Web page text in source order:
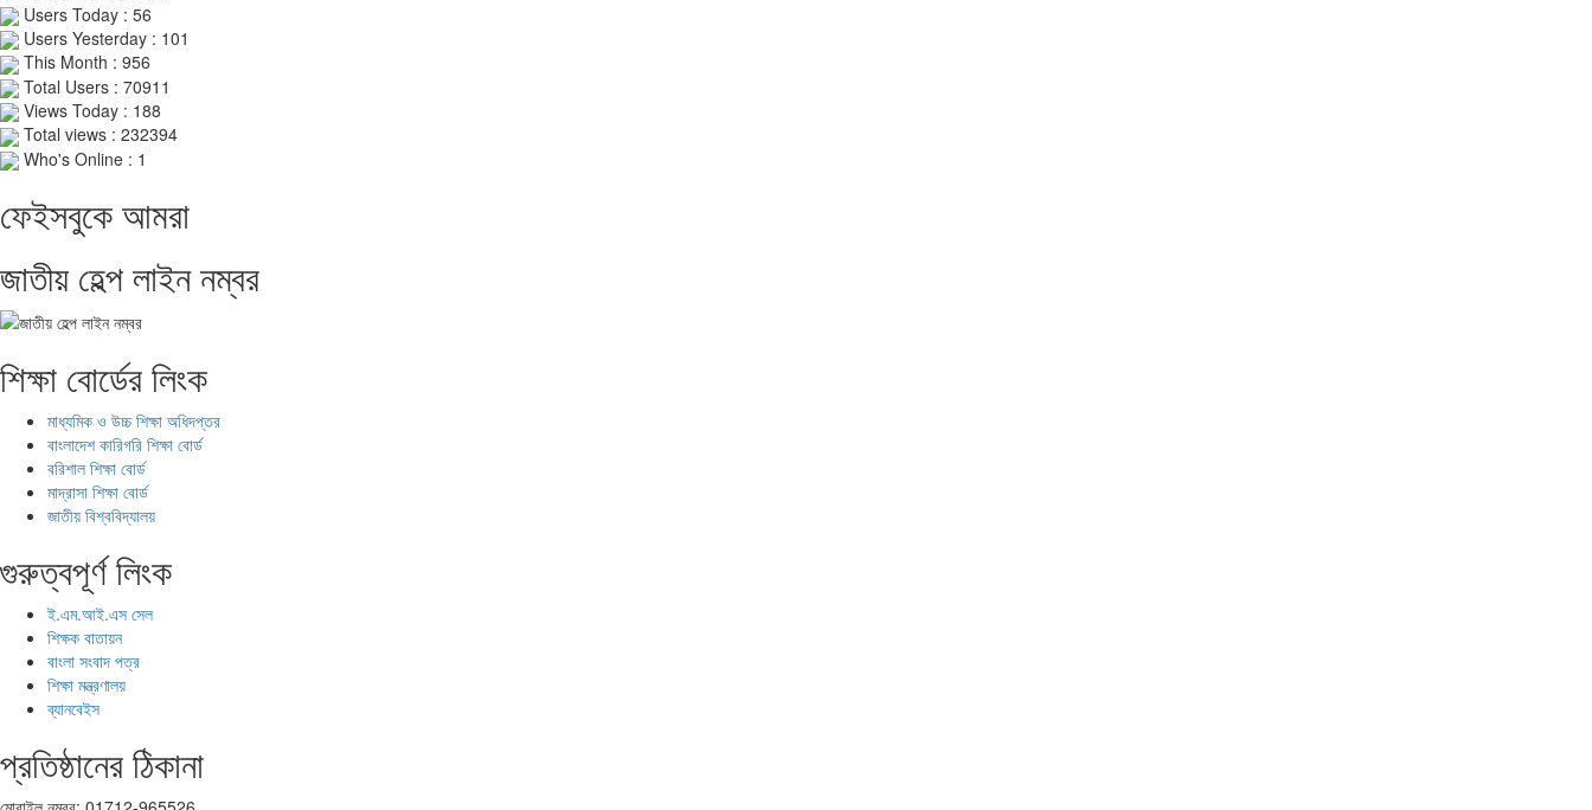
Users Today : 56
Users Yesterday : 101
This Month : 956
Total Users : 70911
Views Today : 188
Total views : 232394
Who's Online : 1
ফেইসবুকে আমরা
জাতীয় হেল্প লাইন নম্বর
শিক্ষা বোর্ডের লিংক
মাধ্যমিক ও উচ্চ শিক্ষা অধিদপ্তর
বাংলাদেশ কারিগরি শিক্ষা বোর্ড
বরিশাল শিক্ষা বোর্ড
মাদ্রাসা শিক্ষা বোর্ড
জাতীয় বিশ্ববিদ্যালয়
গুরুত্বপূর্ণ লিংক
ই.এম.আই.এস সেল
শিক্ষক বাতায়ন
বাংলা সংবাদ পত্র
শিক্ষা মন্ত্রণালয়
ব্যানবেইস
প্রতিষ্ঠানের ঠিকানা